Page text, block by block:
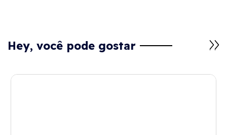
Hey, você pode gostar